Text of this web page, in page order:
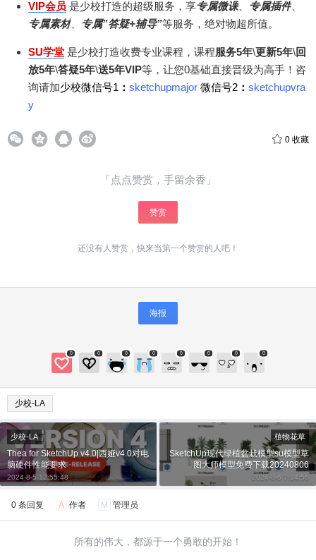
VIP会员 是少校打造的超级服务，享专属微课 专属插件
专属素材
专属”答疑+辅导”等服务，绝对物超所值。
SU学堂 是少校打造收费专业课程，课程服务5年\更新5年\回
放5年\答疑5年\送5年VIP等，让您0基础直接晋级为高手！咨
询请加少校微信号1 ： sketchupmajor 微信号2 ： sketchupvra
y
0 收藏
「点点赞赏，手留余香」
赞赏
还没有人赞赏，快来当第一个赞赏的人吧！
海报
0 0 0 0 0 0 0 0
少校-LA
20 元 50 元 自定义
立刻支付
¥
少校-LA
Thea for SketchUp v4.0|西娅v4.0对电
脑硬件性能要求
2024-8-5 12:55:48
植物花草
SketchUp现代绿植盆栽模型su模型草
图大师模型免费下载20240806
2024-8-6 7:14:56
0 条回复 A 作者 M 管理员
所有的伟大，都源于一个勇敢的开始！
您没有权限发布内容，请购买会员或者提升权
6位以上
6位以上